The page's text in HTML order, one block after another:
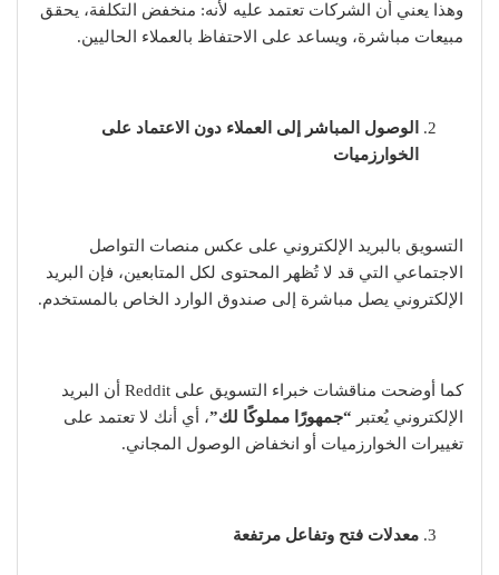
وهذا يعني أن الشركات تعتمد عليه لأنه: منخفض التكلفة، يحقق
مبيعات مباشرة، ويساعد على الاحتفاظ بالعملاء الحاليين.
الوصول المباشر إلى العملاء دون الاعتماد على
الخوارزميات
التسويق بالبريد الإلكتروني على عكس منصات التواصل
الاجتماعي التي قد لا تُظهر المحتوى لكل المتابعين، فإن البريد
الإلكتروني يصل مباشرة إلى صندوق الوارد الخاص بالمستخدم.
كما أوضحت مناقشات خبراء التسويق على Reddit أن البريد
الإلكتروني يُعتبر “جمهورًا مملوكًا لك”، أي أنك لا تعتمد على
تغييرات الخوارزميات أو انخفاض الوصول المجاني.
معدلات فتح وتفاعل مرتفعة